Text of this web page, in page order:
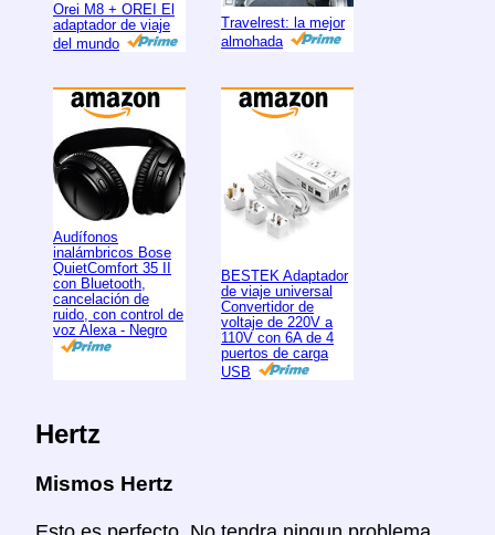
Orei M8 + OREI El
adaptador de viaje
del mundo
Travelrest: la mejor
almohada
Audífonos
inalámbricos Bose
QuietComfort 35 II
con Bluetooth,
cancelación de
ruido, con control de
voz Alexa - Negro
BESTEK Adaptador
de viaje universal
Convertidor de
voltaje de 220V a
110V con 6A de 4
puertos de carga
USB
Hertz
Mismos Hertz